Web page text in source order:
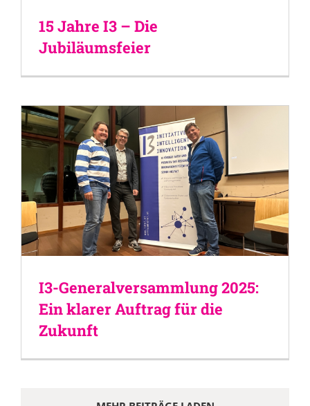
15 Jahre I3 – Die
Jubiläumsfeier
I3-Generalversammlung 2025:
Ein klarer Auftrag für die
Zukunft